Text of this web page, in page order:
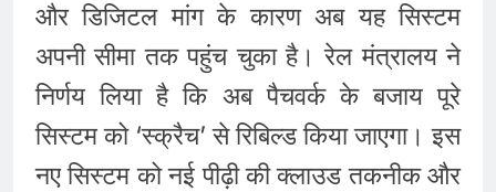
और डिजिटल मांग के कारण अब यह सिस्टम
अपनी सीमा तक पहुंच चुका है। रेल मंत्रालय ने
निर्णय लिया है कि अब पैचवर्क के बजाय पूरे
सिस्टम को ‘स्क्रैच’ से रिबिल्ड किया जाएगा। इस
नए सिस्टम को नई पीढ़ी की क्लाउड तकनीक और